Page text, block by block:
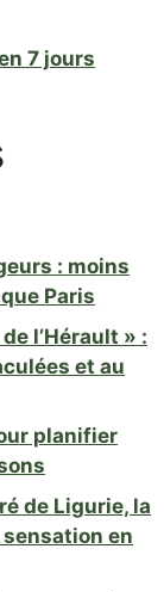
7 jours
: moins
Paris
l’Hérault » :
et au
planifier
de Ligurie, la
en